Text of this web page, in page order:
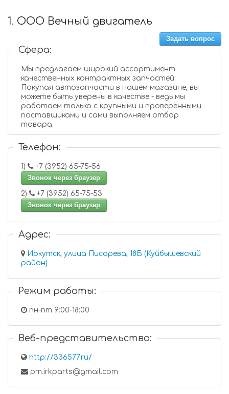
1. ООО Вечный двигатель
Задать вопрос
Сфера:
Мы предлагаем широкий ассортимент
качественных контрактных запчастей.
Покупая автозапчасти в нашем магазине, вы
можете быть уверены в качестве - ведь мы
работаем только с крупными и проверенными
поставщиками и сами выполняем отбор
товара.
Телефон:
1)
+7 (3952) 65-75-56
Звонок через браузер
2)
+7 (3952) 65-75-53
Звонок через браузер
Адрес:
Иркутск, улица Писарева, 18Б (Куйбышевский
район)
Режим работы:
пн-пт 9:00-18:00
Веб-представительство:
http://336577.ru/
pm.irkparts@gmail.com